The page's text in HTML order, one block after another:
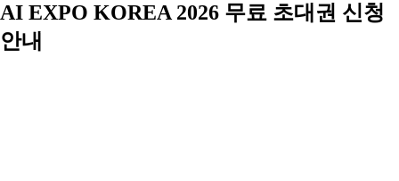
AI EXPO KOREA 2026 무료 초대권 신청
안내